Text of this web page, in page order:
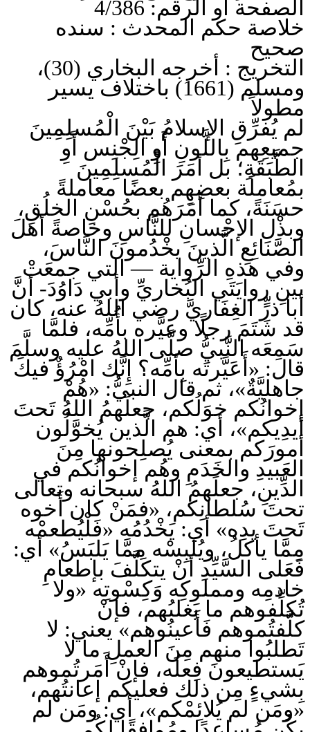
الصفحة أو الرقم: 4/386
خلاصة حكم المحدث : سنده
صحيح
التخريج : أخرجه البخاري (30)،
ومسلم (1661) باختلاف يسير
مطولاً
لم يُفرِّقِ الإسلامُ بَيْنَ الْمُسلِمِينَ
جميعِهم بِاللَّونِ أَوِ الِجْنِس أَوِ
الطَّبَقَةِ؛ بل أمَرَ الْمُسلِمِينَ
بمُعاملَة بعضِهِم بعضًا معاملةً
حسَنَةً، كما أمَرَهُم بحُسْنِ الخلُقِ،
وبذْلِ الإحْسانِ للنَّاسِ وخاصةً أهلَ
الصَّنائِعِ الَّذينَ يخْدُمونَ النَّاسَ،
وفي هذهِ الرِّواية — التي جمعَتْ
بينِ روايَتَي البُخاريِّ وأبي دَاوُدَ- أنَّ
أبا ذرٍّ الغِفَاريَّ رضي اللهُ عنه، كان
قد شَتَمَ رجلًا وعيَّره بأُمِّه، فلمَّا
سَمِعَه النَّبيُّ صلَّى اللهُ عليه وسلَّمَ
قال: «أَعَيَّرتَه بِأمِّه؟ إِنَّك امْرُؤٌ فيكَ
جاهليَّةٌ»، ثم قال النبيُّ: «هُمْ
إخوانُكم خوَلُكم، جعلَهمُ اللهُ تَحتَ
أيدِيكم»، أي: هم الَّذين يُخوَّلُون
أمورَكم بمعنى يُصلِحونها مِنَ
العَبيدِ والخَدَمِ وهُم إخوانُكم في
الدِّينِ، جعلَهمُ اللهُ سبحانه وتعالى
تحتَ سُلطانِكم، «فمَنْ كان أَخوه
تَحتَ يدِه» أي: يَخْدُمُه «فَلْيُطعمْه
مِمَّا يأكلُ، ويُلبِسْه ممَّا يَلبَسُ» أي:
فَعَلى السَّيِّدِ أنْ يتكَلَّفَ بإطعامِ
خادمِه ومملوكِه وَكِسْوتِه «ولا
تُكلِّفوهم ما يَغلبُهم، فإنْ
كلَّفتُموهم فَأَعينُوهم» يعني: لا
تَطلبُوا منهم مِنَ العملِ ما لا
يَستطيعونَ فِعلَه، فإنْ أَمَرتُموهم
بِشيءٍ مِن ذلك فعليكم إعانتُهم،
«ومَن لم يُلائِمْكم»، أي: ومَن لم